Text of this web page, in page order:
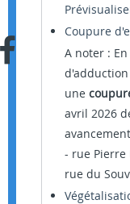
Coupure
A noter :
une
avril 2026
- rue Pierre
rue du